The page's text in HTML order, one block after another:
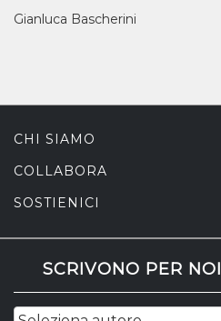
Gianluca Bascherini
CHI SIAMO
COLLABORA
SOSTIENICI
SCRIVONO PER NOI